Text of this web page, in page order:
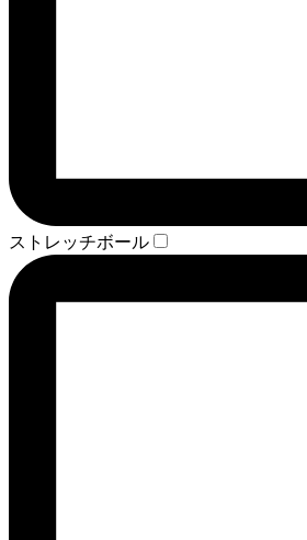
ストレッチボール